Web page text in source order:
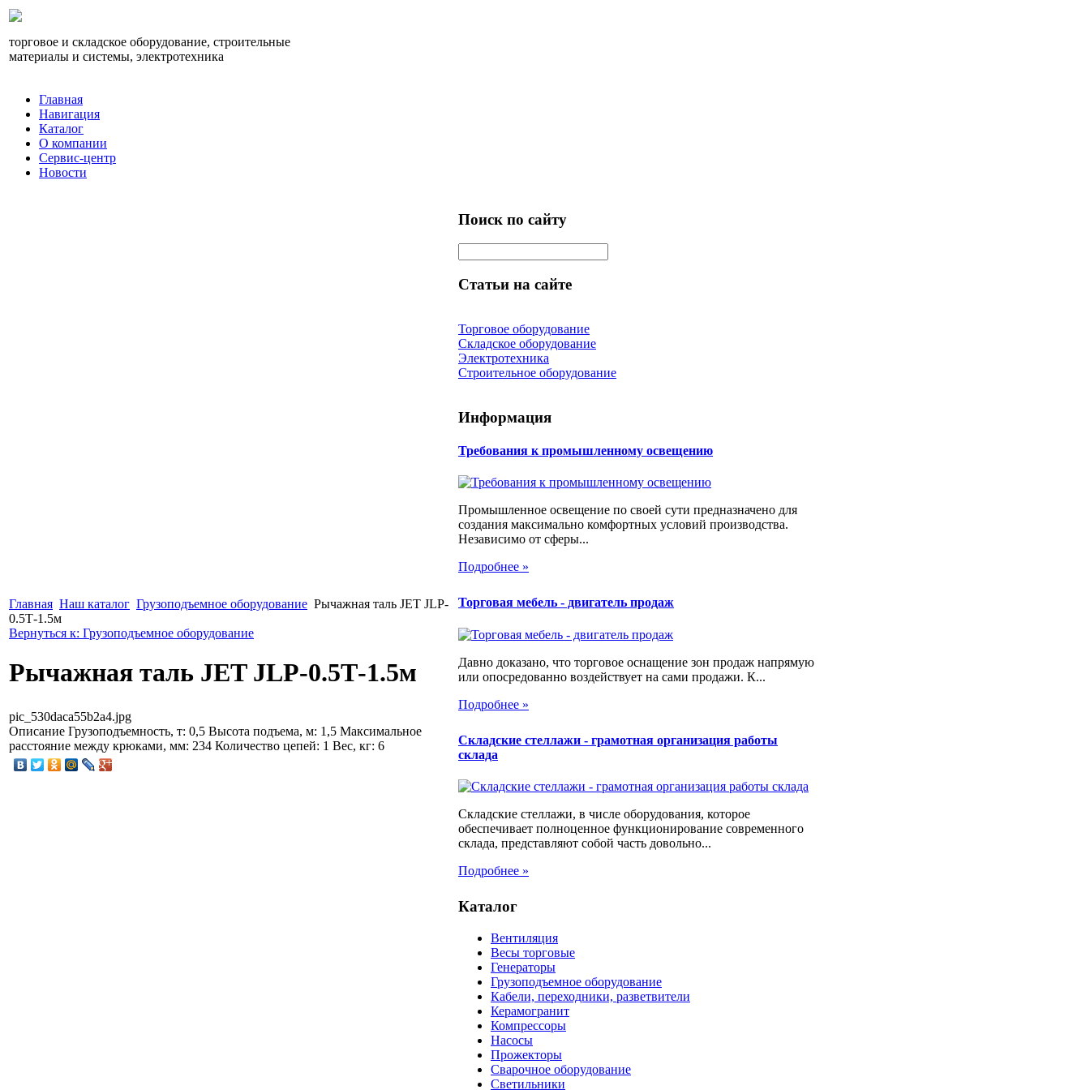
торговое и складское оборудование, строительные
материалы и системы, электротехника
Главная
Навигация
Каталог
О компании
Сервис-центр
Новости
Главная Наш каталог Грузоподъемное оборудование Рычажная таль JET JLP-
0.5Т-1.5м
Вернуться к: Грузоподъемное оборудование
Рычажная таль JET JLP-0.5Т-1.5м
pic_530daca55b2a4.jpg
Описание Грузоподъемность, т: 0,5 Высота подъема, м: 1,5 Максимальное
расстояние между крюками, мм: 234 Количество цепей: 1 Вес, кг: 6
Поиск по сайту
Статьи на сайте
Торговое оборудование
Складское оборудование
Электротехника
Строительное оборудование
Информация
Требования к промышленному освещению
Промышленное освещение по своей сути предназначено для
создания максимально комфортных условий производства.
Независимо от сферы...
Подробнее »
Торговая мебель - двигатель продаж
Давно доказано, что торговое оснащение зон продаж напрямую
или опосредованно воздействует на сами продажи. К...
Подробнее »
Складские стеллажи - грамотная организация работы
склада
Складские стеллажи, в числе оборудования, которое
обеспечивает полноценное функционирование современного
склада, представляют собой часть довольно...
Подробнее »
Каталог
Вентиляция
Весы торговые
Генераторы
Грузоподъемное оборудование
Кабели, переходники, разветвители
Керамогранит
Компрессоры
Насосы
Прожекторы
Сварочное оборудование
Светильники